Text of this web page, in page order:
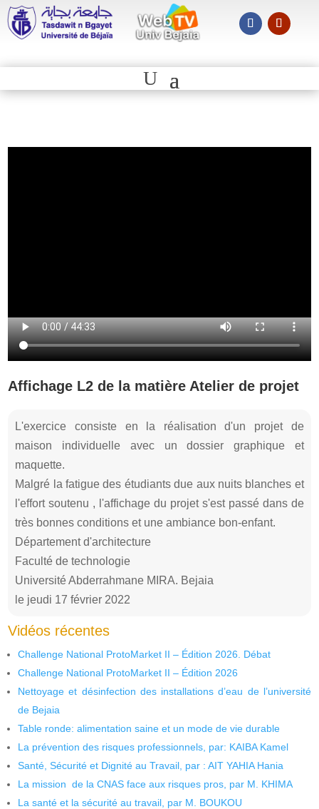
Affichage L2 de la matière Atelier de projet
L'exercice consiste en la réalisation d'un projet de
maison individuelle avec un dossier graphique et
maquette.
Malgré la fatigue des étudiants due aux nuits blanches et
l'effort soutenu , l'affichage du projet s'est passé dans de
très bonnes conditions et une ambiance bon-enfant.
Département d'architecture
Faculté de technologie
Université Abderrahmane MIRA. Bejaia
le jeudi 17 février 2022
Vidéos récentes
Challenge National ProtoMarket II – Édition 2026. Débat
Challenge National ProtoMarket II – Édition 2026
Nettoyage et désinfection des installations d’eau de l’université
de Bejaia
Table ronde: alimentation saine et un mode de vie durable
La prévention des risques professionnels, par: KAIBA Kamel
Santé, Sécurité et Dignité au Travail, par : AIT YAHIA Hania
La mission de la CNAS face aux risques pros, par M. KHIMA
La santé et la sécurité au travail, par M. BOUKOU